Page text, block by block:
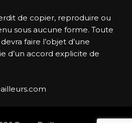
de copier, reproduire ou
sous aucune forme. Toute
faire l’objet d’une
d’un accord explicite de